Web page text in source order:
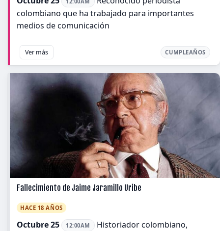
colombiano que ha trabajado para importantes
medios de comunicación
Ver más CUMPLEAÑOS
Fallecimiento de Jaime Jaramillo Uribe
HACE 18 AÑOS
Octubre 25 12:00AM
Historiador colombiano,